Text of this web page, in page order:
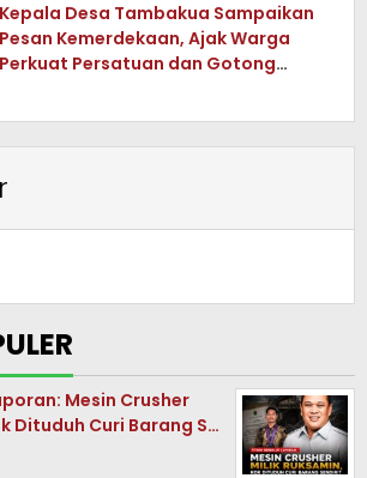
Kepala Desa Tambakua Sampaikan
Pesan Kemerdekaan, Ajak Warga
Perkuat Persatuan dan Gotong
Mesin Crusher
Dituduh Curi Barang S…